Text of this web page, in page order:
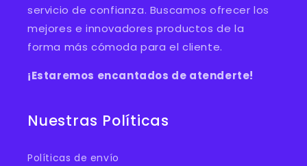
servicio de confianza. Buscamos ofrecer los
mejores e innovadores productos de la
forma más cómoda para el cliente.
¡Estaremos encantados de atenderte!
Nuestras Políticas
Políticas de envío